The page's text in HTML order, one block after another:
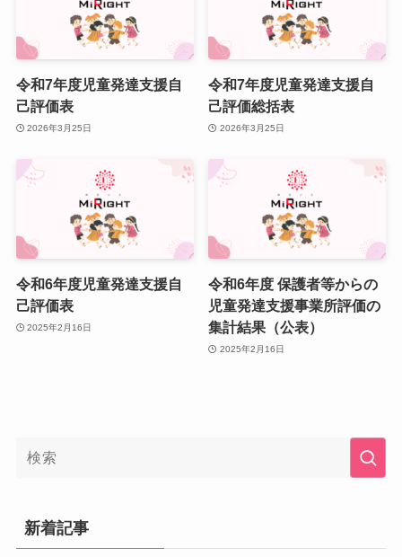
令和7年度児童発達支援自
己評価表
2026年3月25日
令和7年度児童発達支援自
己評価総括表
2026年3月25日
令和6年度児童発達支援自
己評価表
2025年2月16日
令和6年度 保護者等からの
児童発達支援事業所評価の
集計結果（公表）
2025年2月16日
新着記事